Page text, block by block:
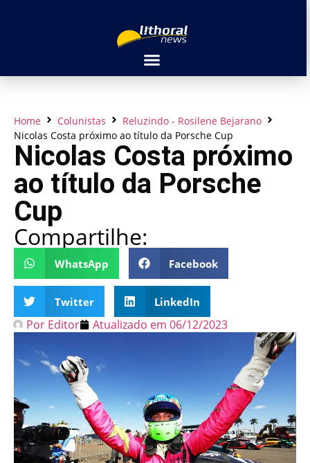
Home Colunistas
Reluzindo - Rosilene Bejarano
Nicolas Costa próximo ao título da Porsche Cup
Nicolas Costa próximo
ao título da Porsche
Cup
Compartilhe:
WhatsApp Facebook
Twitter LinkedIn
Por Editor Atualizado em 06/12/2023